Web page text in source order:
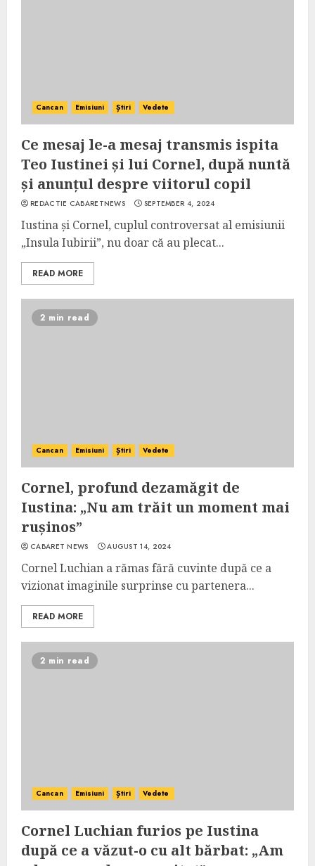
Cancan Emisiuni Știri Vedete
Ce mesaj le-a mesaj transmis ispita
Teo Iustinei și lui Cornel, după nuntă
și anunțul despre viitorul copil
REDACTIE CABARETNEWS SEPTEMBER 4, 2024
Iustina și Cornel, cuplul controversat al emisiunii
„Insula Iubirii”, nu doar că au plecat...
READ MORE
2 min read
Cancan Emisiuni Știri Vedete
Cornel, profund dezamăgit de
Iustina: „Nu am trăit un moment mai
rușinos”
CABARET NEWS AUGUST 14, 2024
Cornel Luchian a rămas fără cuvinte după ce a
vizionat imaginile surprinse cu partenera...
READ MORE
2 min read
Cancan Emisiuni Știri Vedete
Cornel Luchian furios pe Iustina
după ce a văzut-o cu alt bărbat: „Am